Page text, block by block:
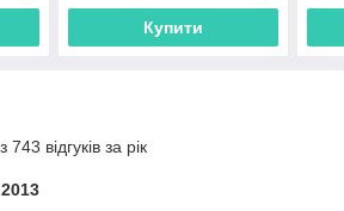
Купити
відгуків за рік